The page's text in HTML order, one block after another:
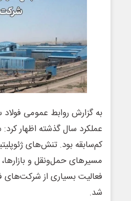
به گزارش روابط عمومی فولاد
مسیرهای حمل‌ونقل و
فعالیت بسیاری از شرکت‌های
شد.